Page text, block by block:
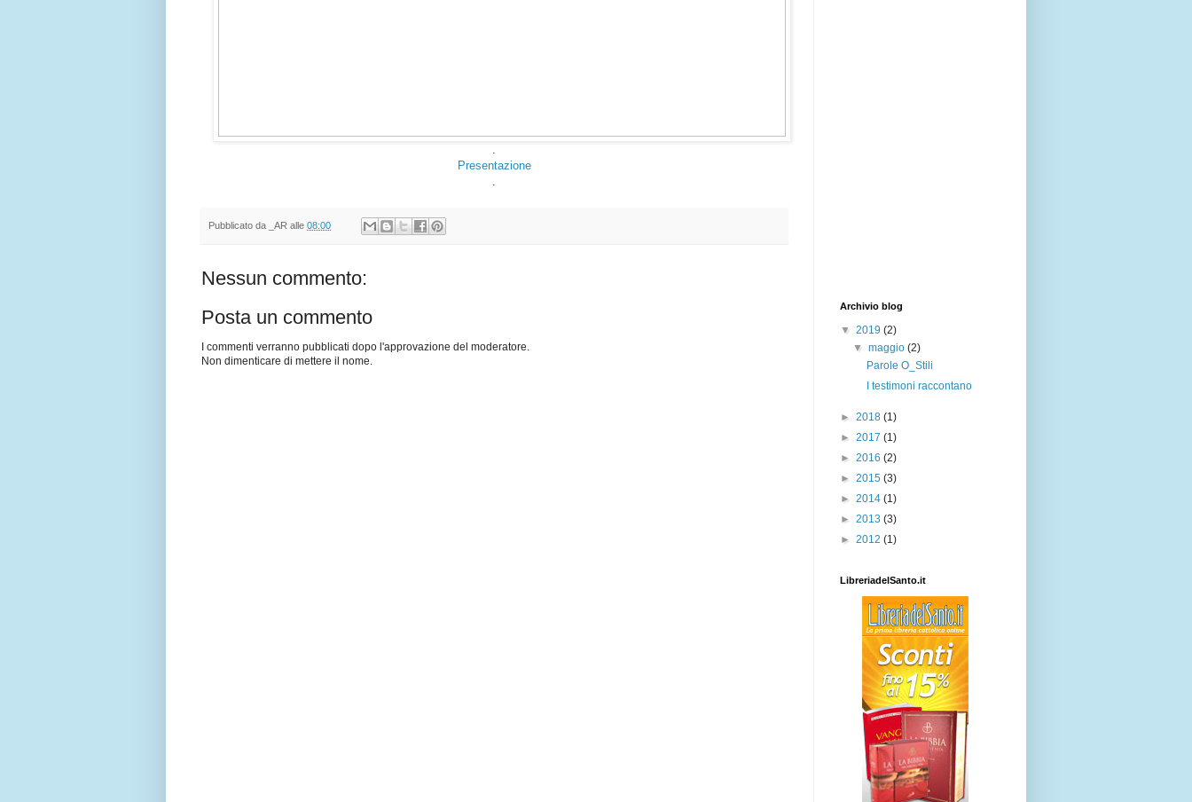
.
Presentazione
.
Pubblicato da _AR alle 08:00
Nessun commento:
Posta un commento
I commenti verranno pubblicati dopo l'approvazione del moderatore.
Non dimenticare di mettere il nome.
Archivio blog
▼ 2019 (2)
▼maggio(2)
Parole O_Stili
I testimoni raccontano
► 2018 (1)
► 2017 (1)
► 2016 (2)
► 2015 (3)
► 2014 (1)
► 2013 (3)
► 2012 (1)
LibreriadelSanto.it